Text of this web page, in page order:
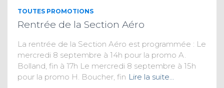
TOUTES PROMOTIONS
Rentrée de la Section Aéro
La rentrée de la Section Aéro est programmée : Le
mercredi 8 septembre à 14h pour la promo A.
Bolland, fin à 17h Le mercredi 8 septembre à 15h
pour la promo H. Boucher, fin Lire la suite…